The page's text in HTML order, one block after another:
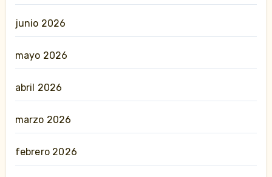
junio 2026
mayo 2026
abril 2026
marzo 2026
febrero 2026